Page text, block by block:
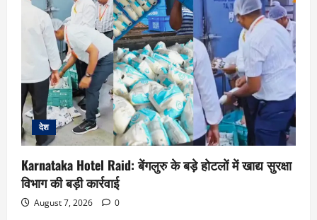
देश
Karnataka Hotel Raid: बेंगलुरु के बड़े होटलों में खाद्य सुरक्षा
विभाग की बड़ी कार्रवाई
August 7, 2026 0